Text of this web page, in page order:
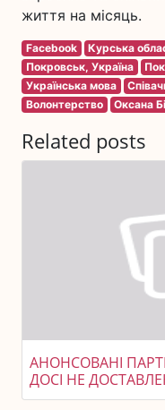
життя на місяць.
Facebook Курська
Покровськ, Україна
Українська мова
Волонтерство
Оксана
Related posts
АНОНСОВАНІ
ДОСІ НЕ